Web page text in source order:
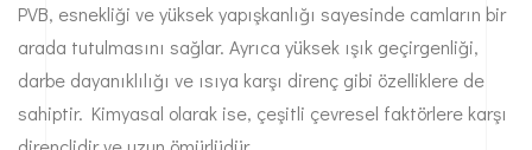
PVB, esnekliği ve yüksek yapışkanlığı sayesinde camların bir
arada tutulmasını sağlar. Ayrıca yüksek ışık geçirgenliği,
darbe dayanıklılığı ve ısıya karşı direnç gibi özelliklere de
sahiptir. Kimyasal olarak ise, çeşitli çevresel faktörlere karşı